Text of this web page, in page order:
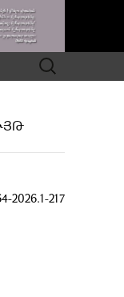
Որոնել՝
2026.1-217